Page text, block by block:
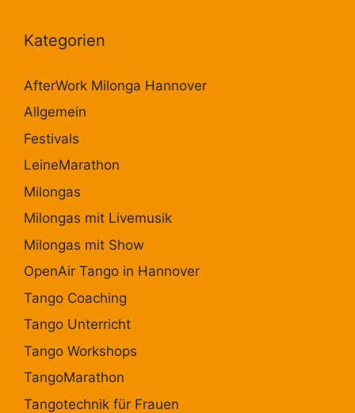
Kategorien
AfterWork Milonga Hannover
Allgemein
Festivals
LeineMarathon
Milongas
Milongas mit Livemusik
Milongas mit Show
OpenAir Tango in Hannover
Tango Coaching
Tango Unterricht
Tango Workshops
TangoMarathon
Tangotechnik für Frauen